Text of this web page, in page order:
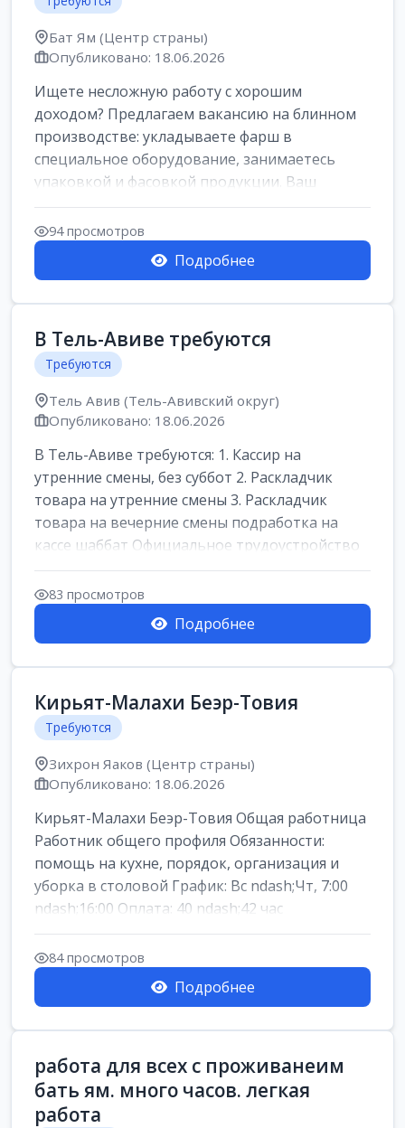
Бат Ям (Центр страны)
Опубликовано: 18.06.2026
Ищете несложную работу с хорошим
доходом? Предлагаем вакансию на блинном
производстве: укладываете фарш в
специальное оборудование, занимаетесь
упаковкой и фасовкой продукции. Ваш
заработок составит о...
94 просмотров
Подробнее
В Тель-Авиве требуются
Требуются
Тель Авив (Тель-Авивский округ)
Опубликовано: 18.06.2026
В Тель-Авиве требуются: 1. Кассир на
утренние смены, без суббот 2. Раскладчик
товара на утренние смены 3. Раскладчик
товара на вечерние смены подработка на
кассе шаббат Официальное трудоустройство
ста...
83 просмотров
Подробнее
Кирьят-Малахи Беэр-Товия
Требуются
Зихрон Яаков (Центр страны)
Опубликовано: 18.06.2026
Кирьят-Малахи Беэр-Товия Общая работница
Работник общего профиля Обязанности:
помощь на кухне, порядок, организация и
уборка в столовой График: Вс ndash;Чт, 7:00
ndash;16:00 Оплата: 40 ndash;42 час
84 просмотров
Подробнее
работа для всех с проживанеим
бать ям. много часов. легкая
работа